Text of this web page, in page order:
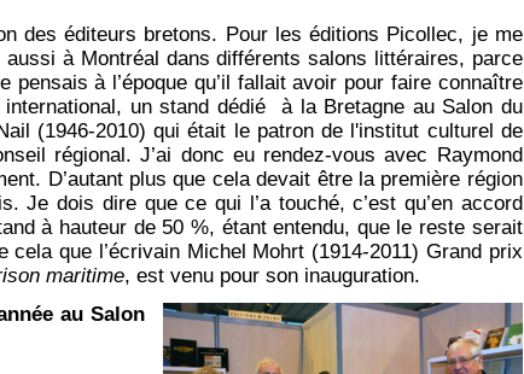
des éditeurs bretons. Pour les éditions Picollec, je me
à Montréal dans différents salons littéraires, parce
à l’époque qu’il fallait avoir pour faire connaître
un stand dédié à la Bretagne au Salon du
(1946-2010) qui était le patron de l'institut culturel de
régional. J’ai donc eu rendez-vous avec Raymond
D’autant plus que cela devait être la première région
Je dois dire que ce qui l’a touché, c’est qu’en accord
à hauteur de 50 %, étant entendu, que le reste serait
que l’écrivain Michel Mohrt (1914-2011) Grand prix
maritime, est venu pour son inauguration.
au Salon